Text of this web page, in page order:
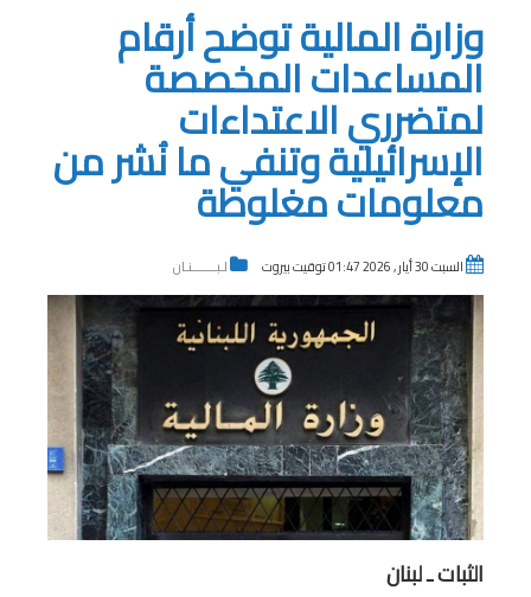
وزارة المالية توضح أرقام
المساعدات المخصصة
لمتضرري الاعتداءات
الإسرائيلية وتنفي ما نُشر من
معلومات مغلوطة
السبت 30 أيار , 2026 01:47 توقيت بيروت لـبـــــــنـان
الثبات ـ لبنان